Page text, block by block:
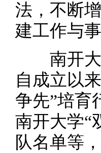
法，不断
建工作与
南开
自成立以
争先”培育
南开大学“
队名单等